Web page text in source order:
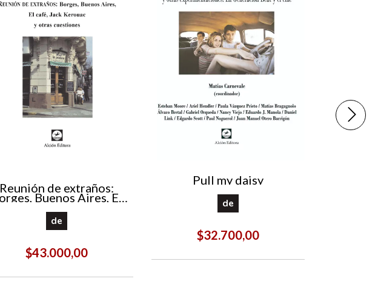
Reunión de extraños:
Buenos Aires, El
Jack Kerouac y otras
cuestiones
de
$43.000,00
Pull my daisy
de
$32.700,00